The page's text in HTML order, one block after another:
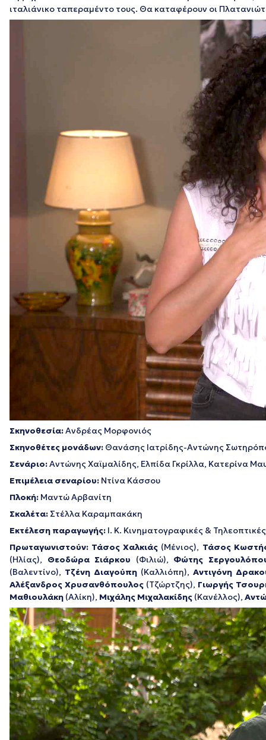
ιταλιάνικο ταπεραμέντο τους. Θα καταφέρουν οι
Σκηνοθεσία:Ανδρέας Μορφονιός
Σκηνοθέτες μονάδων: Θανάσης Ιατρίδης-Αντώνης
Σενάριο:Αντώνης Χαϊμαλίδης, Ελπίδα Γκρίλλα, Κατερίνα
Επιμέλεια σεναρίου: Ντίνα Κάσσου
Πλοκή: Μαντώ Αρβανίτη
Σκαλέτα: Στέλλα Καραμπακάκη
Εκτέλεση παραγωγής: Ι. Κ. Κινηματογραφικές &
Πρωταγωνιστούν: Τάσος Χαλκιάς (Μένιος), Τάσος
(Ηλίας), Θεοδώρα Σιάρκου (Φιλιώ), Φώτης
(Βαλεντίνο), Τζένη Διαγούπη (Καλλιόπη),Αντιγόνη
Αλέξανδρος Χρυσανθόπουλος (Τζώρτζης), Γιωργής
Μαθιουλάκη (Αλίκη), Μιχάλης Μιχαλακίδης (Κανέλλος),